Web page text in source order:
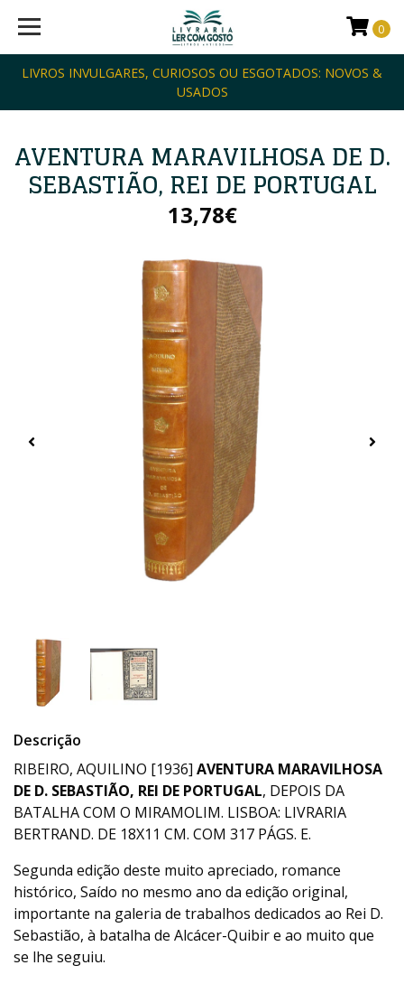
LIVROS INVULGARES, CURIOSOS OU ESGOTADOS: NOVOS &
USADOS
0
AVENTURA MARAVILHOSA DE D.
SEBASTIÃO, REI DE PORTUGAL
13,78€
Descrição
RIBEIRO, AQUILINO [1936] AVENTURA MARAVILHOSA
DE D. SEBASTIÃO, REI DE PORTUGAL, DEPOIS DA
BATALHA COM O MIRAMOLIM. LISBOA: LIVRARIA
BERTRAND. DE 18X11 CM. COM 317 PÁGS. E.
Segunda edição deste muito apreciado, romance
histórico, Saído no mesmo ano da edição original,
importante na galeria de trabalhos dedicados ao Rei D.
Sebastião, à batalha de Alcácer-Quibir e ao muito que
se lhe seguiu.